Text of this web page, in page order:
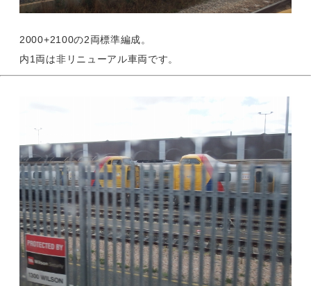
2000+2100の2両標準編成。
内1両は非リニューアル車両です。